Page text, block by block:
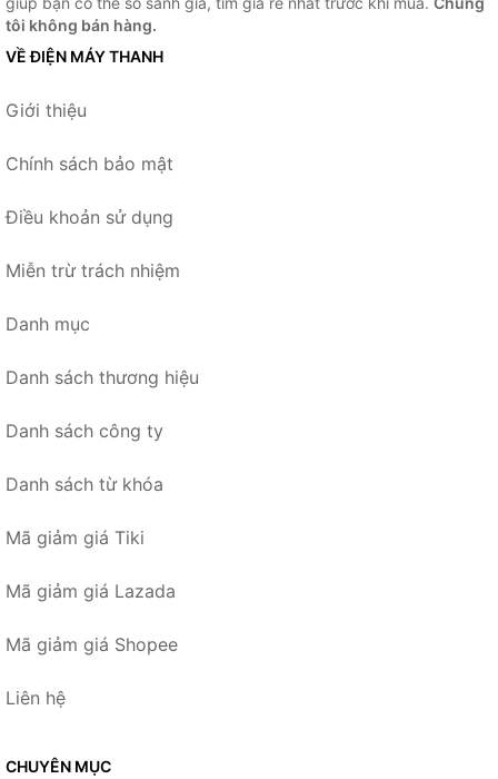
tôi không bán hàng.
VỀ ĐIỆN MÁY THANH
Giới thiệu
Chính sách bảo mật
Điều khoản sử dụng
Miễn trừ trách nhiệm
Danh mục
Danh sách thương hiệu
Danh sách công ty
Danh sách từ khóa
Mã giảm giá Tiki
Mã giảm giá Lazada
Mã giảm giá Shopee
Liên hệ
CHUYÊN MỤC